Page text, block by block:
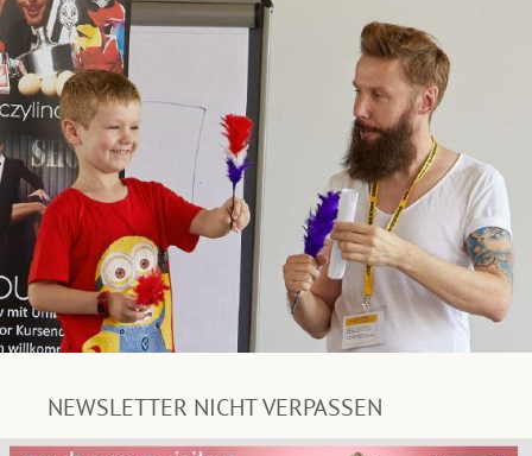
NEWSLETTER NICHT VERPASSEN